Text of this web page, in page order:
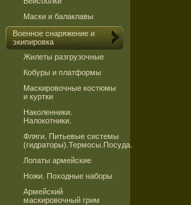
Маски и балаклавы
Военное снаряжение и
экипировка
Жилеты разгрузочные
Кобуры и платформы
Маскировочные костюмы
и куртки
Наколенники.
Налокотники.
Фляги. Питьевые системы
(гидраторы).Термосы.Посуда.
Лопаты армейские
Ножи. Походные наборы
Армейский
маскировочный грим